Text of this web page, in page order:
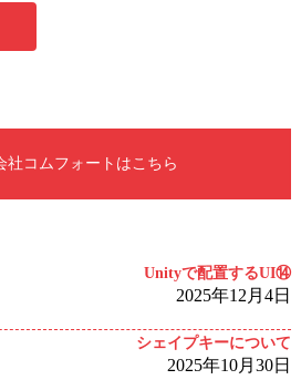
コムフォートはこちら
Unityで配置するUI⑭
2025年12月4日
シェイプキーについて
2025年10月30日